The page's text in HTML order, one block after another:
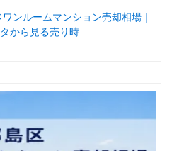
ンルームマンション売却相場｜
から見る売り時